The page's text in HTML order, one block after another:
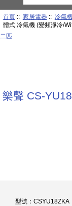
首頁:: 家居電器:: 冷氣
體式 冷氣機 (變頻淨冷/
二匹
樂聲 CS-
型號：CSYU18ZKA